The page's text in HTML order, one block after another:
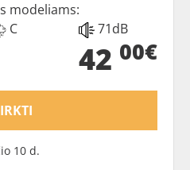
modeliams:
C 71dB
42 00€
10 d.